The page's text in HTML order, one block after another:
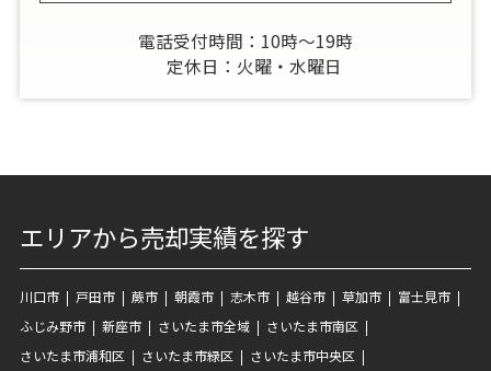
電話受付時間：10時～19時
定休日：火曜・水曜日
エリアから売却実績を探す
川口市 戸田市 蕨市 朝霞市 志木市 越谷市 草加市
富士見市
ふじみ野市
新座市 さいたま市全域
さいたま市南区
さいたま市浦和区
さいたま市緑区
さいたま市中央区